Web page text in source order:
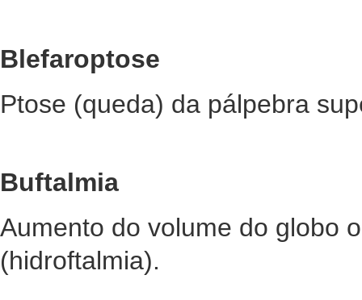
Blefaroptose
Ptose (queda) da pálpebra
Buftalmia
Aumento do volume do globo
(hidroftalmia).